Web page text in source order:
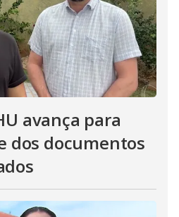
avança para
dos documentos